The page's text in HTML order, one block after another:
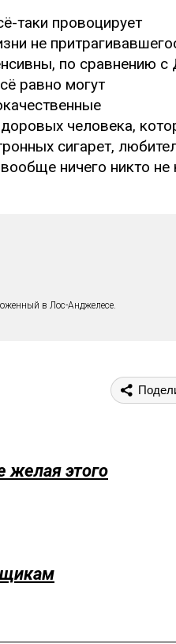
таки провоцирует
не
по сравнению
равно могут
человека,
сигарет,
ничего никто не
в Лос-Анджелесе.
желая этого